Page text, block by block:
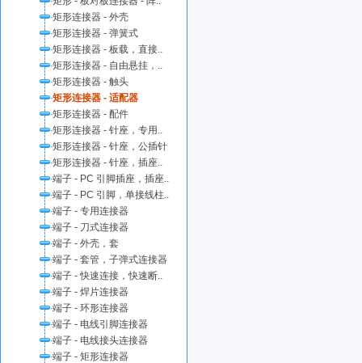
矩形连接器 - 外壳
矩形连接器 - 弹簧式
矩形连接器 - 板载，直接..
矩形连接器 - 自由悬挂，..
矩形连接器 - 触头
矩形连接器 - 适配器
矩形连接器 - 配件
矩形连接器 - 针座，专用..
矩形连接器 - 针座，公插针
矩形连接器 - 针座，插座..
端子 - PC 引脚插座，插座..
端子 - PC 引脚，单接线柱..
端子 - 专用连接器
端子 - 刀式连接器
端子 - 外壳，套
端子 - 套管，子弹式连接器
端子 - 快速连接，快速断..
端子 - 焊片连接器
端子 - 环形连接器
端子 - 电线引脚连接器
端子 - 电线接头连接器
端子 - 矩形连接器